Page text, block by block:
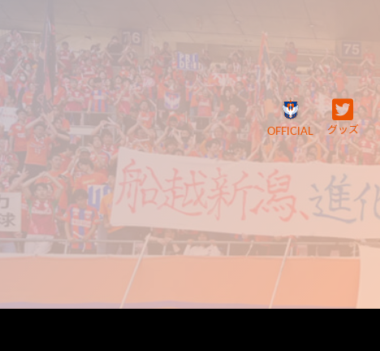
OFFICIAL グッズ